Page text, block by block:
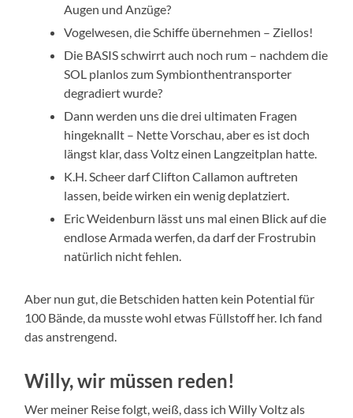
Augen und Anzüge?
Vogelwesen, die Schiffe übernehmen – Ziellos!
Die BASIS schwirrt auch noch rum – nachdem die
SOL planlos zum Symbionthentransporter
degradiert wurde?
Dann werden uns die drei ultimaten Fragen
hingeknallt – Nette Vorschau, aber es ist doch
längst klar, dass Voltz einen Langzeitplan hatte.
K.H. Scheer darf Clifton Callamon auftreten
lassen, beide wirken ein wenig deplatziert.
Eric Weidenburn lässt uns mal einen Blick auf die
endlose Armada werfen, da darf der Frostrubin
natürlich nicht fehlen.
Aber nun gut, die Betschiden hatten kein Potential für
100 Bände, da musste wohl etwas Füllstoff her. Ich fand
das anstrengend.
Willy, wir müssen reden!
Wer meiner Reise folgt, weiß, dass ich Willy Voltz als